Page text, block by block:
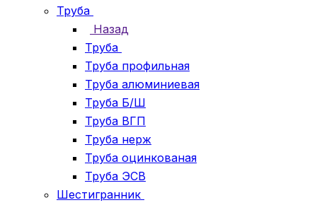
Труба
Назад
Труба
Труба профильная
Труба алюминиевая
Труба Б/Ш
Труба ВГП
Труба нерж
Труба оцинкованая
Труба ЭСВ
Шестигранник